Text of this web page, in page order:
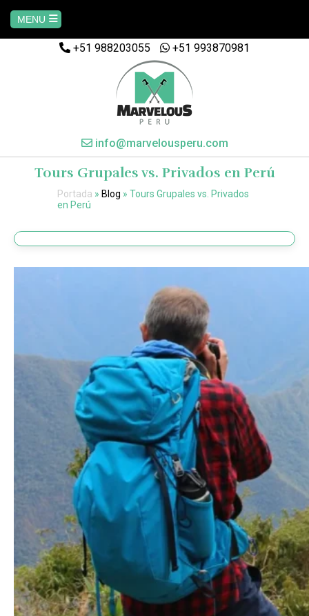
MENU
Home
MACHUPICCHU
MANU
Blog
Contactanos
+51 988203055 +51 993870981
info@marvelousperu.com
Tours Grupales vs. Privados en Perú
Portada » Blog » Tours Grupales vs. Privados
en Perú